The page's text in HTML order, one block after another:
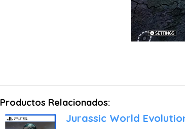
Roto: Si llega
obliga al
por encima de
Muchas
Productos Relacionados:
Jurassic World